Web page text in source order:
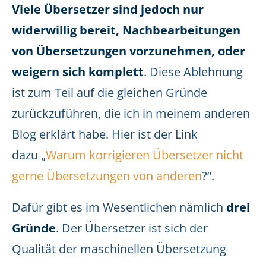
Viele Übersetzer sind jedoch nur
widerwillig bereit, Nachbearbeitungen
von Übersetzungen vorzunehmen, oder
weigern sich komplett. Diese Ablehnung
ist zum Teil auf die gleichen Gründe
zurückzuführen, die ich in meinem anderen
Blog erklärt habe. Hier ist der Link
dazu „Warum korrigieren Übersetzer nicht
gerne Übersetzungen von anderen?“.
Dafür gibt es im Wesentlichen nämlich drei
Gründe. Der Übersetzer ist sich der
Qualität der maschinellen Übersetzung